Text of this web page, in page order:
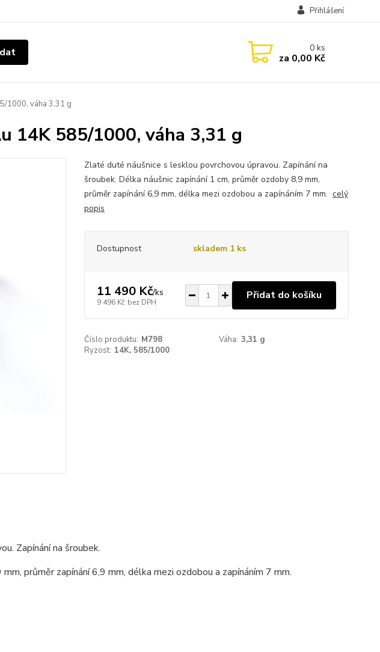
Přihlášení
0ks
za 0,00 Kč
1000, váha 3,31 g
14K 585/1000, váha 3,31 g
Zlaté duté náušnice s lesklou povrchovou úpravou. Zapínání na
šroubek. Délka náušnic zapínání 1 cm, průměr ozdoby 8,9 mm,
průměr zapínání 6,9 mm, délka mezi ozdobou a zapínáním 7 mm. celý
popis
Dostupnost skladem 1 ks
11 490 Kč/ks
9 496 Kč bez DPH
Přidat do košíku
Číslo produktu: M798 Váha: 3,31 g
Ryzost: 14K, 585/1000
Zapínání na šroubek.
průměr zapínání 6,9 mm, délka mezi ozdobou a zapínáním 7 mm.